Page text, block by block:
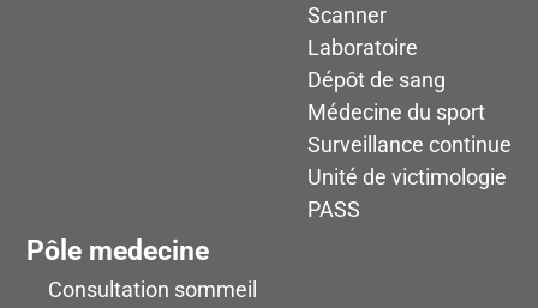
Scanner
Laboratoire
Dépôt de sang
Médecine du sport
Surveillance continue
Unité de victimologie
PASS
Pôle medecine
Consultation sommeil